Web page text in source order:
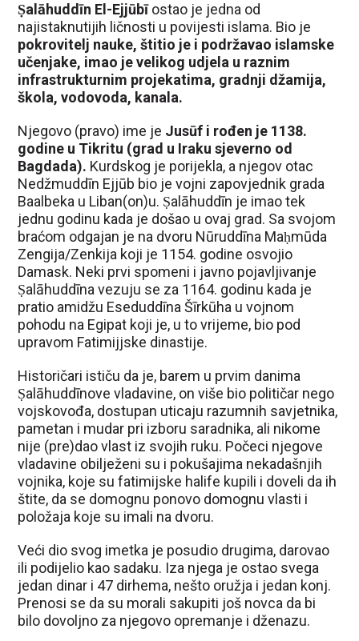
Ṣalāhuddīn El-Ejjūbīostao je jedna od
najistaknutijih ličnosti u povijesti islama. Bio je
pokrovitelj nauke, štitio je i podržavao islamske
učenjake, imao je velikog udjela u raznim
infrastrukturnim projekatima, gradnji džamija,
škola, vodovoda, kanala.
Njegovo (pravo) ime je Jusūf i rođen je 1138.
godine u Tikritu (grad u Iraku sjeverno od
Bagdada). Kurdskog je porijekla, a njegov otac
Nedžmuddīn Ejjūb bio je vojni zapovjednik grada
Baalbeka u Liban(on)u. Ṣalāhuddīn je imao tek
jednu godinu kada je došao u ovaj grad. Sa svojom
braćom odgajan je na dvoru Nūruddīna Maḥmūda
Zengija/Zenkija koji je 1154. godine osvojio
Damask. Neki prvi spomeni i javno pojavljivanje
Ṣalāhuddīna vezuju se za 1164. godinu kada je
pratio amidžu Eseduddīna Šīrkūha u vojnom
pohodu na Egipat koji je, u to vrijeme, bio pod
upravom Fatimijjske dinastije.
Historičari ističu da je, barem u prvim danima
Ṣalāhuddīnove vladavine, on više bio političar nego
vojskovođa, dostupan uticaju razumnih savjetnika,
pametan i mudar pri izboru saradnika, ali nikome
nije (pre)dao vlast iz svojih ruku. Počeci njegove
vladavine obilježeni su i pokušajima nekadašnjih
vojnika, koje su fatimijske halife kupili i doveli da ih
štite, da se domognu ponovo domognu vlasti i
položaja koje su imali na dvoru.
Veći dio svog imetka je posudio drugima, darovao
ili podijelio kao sadaku. Iza njega je ostao svega
jedan dinar i 47 dirhema, nešto oružja i jedan konj.
Prenosi se da su morali sakupiti još novca da bi
bilo dovoljno za njegovo opremanje i dženazu.